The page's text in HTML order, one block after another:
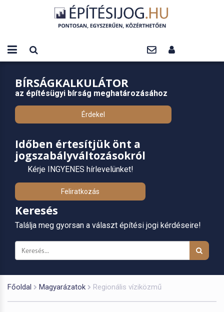
BÍRSÁGKALKULÁTOR
az építésügyi bírság meghatározásához
Érdekel
Időben értesítjük önt a
jogszabályváltozásokról
Kérje INGYENES hírlevelünket!
Feliratkozás
Keresés
Találja meg gyorsan a választ építési jogi kérdéseire!
Főoldal Magyarázatok Regionális víziközmű